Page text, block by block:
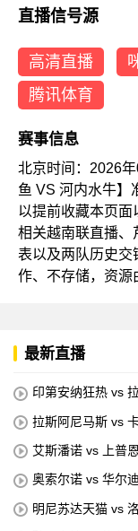
直播信号源
高清直播
腾讯体育
赛事信息
北京时间：2026
鱼 VS 河内水牛】
以提前收藏本页面
相关越南联直播、
表以及两队历史交
作、不存储，资源
最新直播
印第安纳狂热 vs
拉斯阿尼马斯 vs
艾斯潘诺 vs 上普
奥索尔诺 vs 华尔
明尼苏达天猫 vs